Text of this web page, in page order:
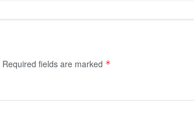
Required fields are marked *